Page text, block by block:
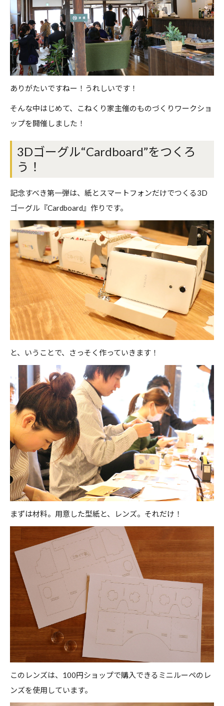
ありがたいですねー！うれしいです！
そんな中はじめて、こねくり家主催のものづくりワークショ
ップを開催しました！
3Dゴーグル“Cardboard”をつくろ
う！
記念すべき第一弾は、紙とスマートフォンだけでつくる3D
ゴーグル『Cardboard』作りです。
と、いうことで、さっそく作っていきます！
まずは材料。用意した型紙と、レンズ。それだけ！
このレンズは、100円ショップで購入できるミニルーペのレ
ンズを使用しています。